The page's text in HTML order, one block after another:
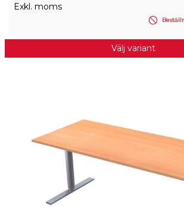
Exkl. moms
Välj variant